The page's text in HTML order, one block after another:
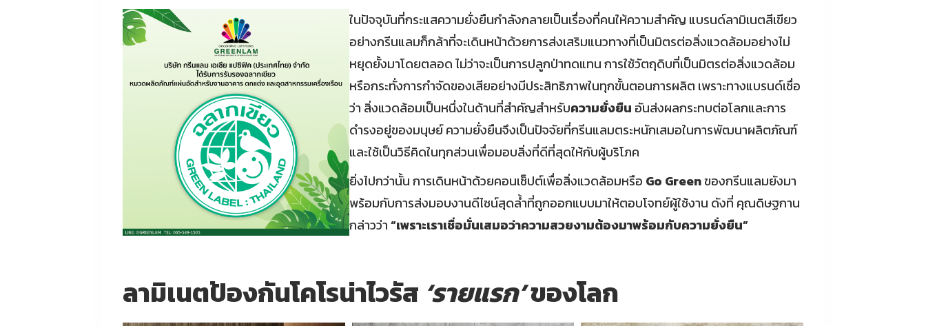
ในปัจจุบันที่กระแสความยั่งยืนกำลังกลายเป็นเรื่องที่คนให้ความสำคัญ แบรนด์ลามิเนตสีเขียว
อย่างกรีนแลมก็กล้าที่จะเดินหน้าด้วยการส่งเสริมแนวทางที่เป็นมิตรต่อสิ่งแวดล้อมอย่างไม่
หยุดยั้งมาโดยตลอด ไม่ว่าจะเป็นการปลูกป่าทดแทน การใช้วัตถุดิบที่เป็นมิตรต่อสิ่งแวดล้อม
หรือกระทั่งการกำจัดของเสียอย่างมีประสิทธิภาพในทุกขั้นตอนการผลิต เพราะทางแบรนด์เชื่อ
ว่า สิ่งแวดล้อมเป็นหนึ่งในด้านที่สำคัญสำหรับความยั่งยืน อันส่งผลกระทบต่อโลกและการ
ดำรงอยู่ของมนุษย์ ความยั่งยืนจึงเป็นปัจจัยที่กรีนแลมตระหนักเสมอในการพัฒนาผลิตภัณฑ์
และใช้เป็นวิธีคิดในทุกส่วนเพื่อมอบสิ่งที่ดีที่สุดให้กับผู้บริโภค
ยิ่งไปกว่านั้น การเดินหน้าด้วยคอนเซ็ปต์เพื่อสิ่งแวดล้อมหรือ Go Greenของกรีนแลมยังมา
พร้อมกับการส่งมอบงานดีไซน์สุดล้ำที่ถูกออกแบบมาให้ตอบโจทย์ผู้ใช้งาน ดังที่ คุณดิษฐกาน
กล่าวว่า“เพราะเราเชื่อมั่นเสมอว่าความสวยงามต้องมาพร้อมกับความยั่งยืน”
ลามิเนตป้องกันโคโรน่าไวรัส ‘รายแรก’ของโลก